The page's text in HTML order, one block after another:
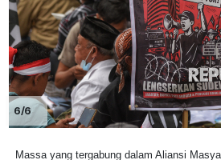
6/6
Massa yang tergabung dalam Aliansi